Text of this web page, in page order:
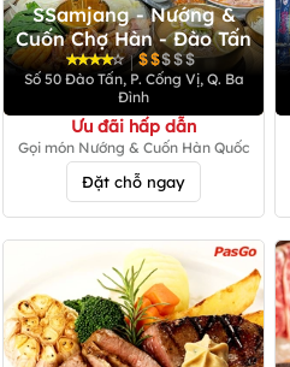
SSamjang - Nướng &
Cuốn Chợ Hàn - Đào Tấn
|
Số 50 Đào Tấn, P. Cống Vị, Q. Ba
Đình
Ưu đãi hấp dẫn
Gọi món Nướng & Cuốn Hàn Quốc
Đặt chỗ ngay